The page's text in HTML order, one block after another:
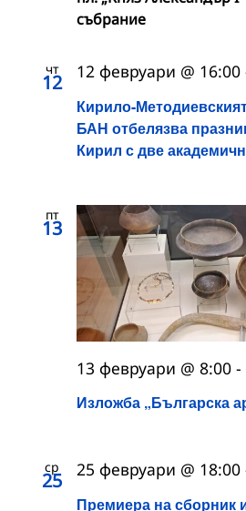
събрание
чт
12
Кирило-
БАН отбелязва
Кирил с две
12 февруари @ 16:00
пт
13
Изложба „Българска
13 февруари @ 8:00 -
ср
25
Премиера на сборник
25 февруари @ 18:00